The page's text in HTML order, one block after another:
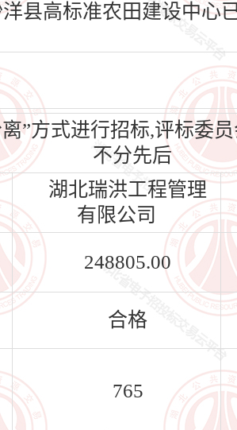
县高标准农田建设中心
”方式进行招标,评标委
不分先后
湖北瑞洪工程管理
有限公司
248805.00
合格
765